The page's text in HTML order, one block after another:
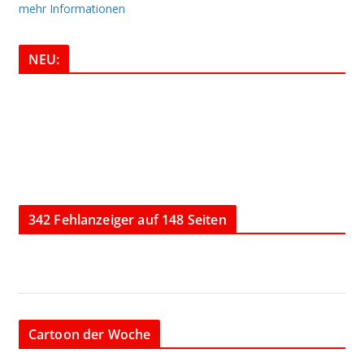
mehr Informationen
NEU:
342 Fehlanzeiger auf 148 Seiten
Cartoon der Woche